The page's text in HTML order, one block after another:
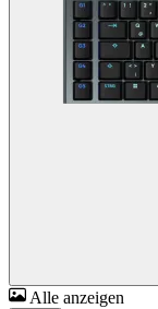
Alle anzeigen